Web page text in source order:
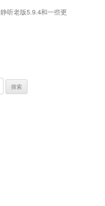
听老版5.9.4和一些更